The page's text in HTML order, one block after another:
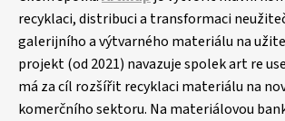
recyklaci, distribuci a transformaci
galerijního a výtvarného materiálu na
projekt (od 2021) navazuje spolek art re
má za cíl rozšířit recyklaci materiálu na
komerčního sektoru. Na materiálovou